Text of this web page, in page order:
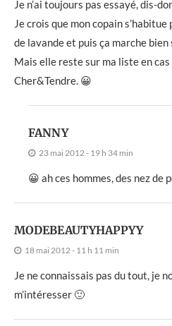
Je n’ai toujours pas essayé, dis-
Je crois que mon copain
de lavande et puis ça marche bien
Mais elle reste sur ma liste en
Cher&Tendre. 😀
FANNY
23 mai 2012 - 19 h 34 min
😀 ah ces hommes, des nez de
MODEBEAUTYHAPPYY
18 mai 2012 - 11 h 11 min
Je ne connaissais pas du tout, je
m’intéresser 🙂